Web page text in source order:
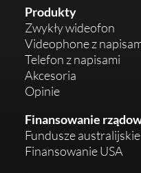
Produkty
Zwykły wideofon
Videophone z
Telefon z napisami
Akcesoria
Opinie
Finansowanie
Fundusze australijskie
Finansowanie USA